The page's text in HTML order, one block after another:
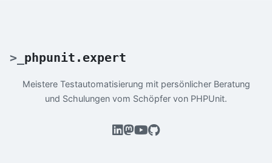
> phpunit.expert
Meistere Testautomatisierung mit persönlicher Beratung
und Schulungen vom Schöpfer von PHPUnit.